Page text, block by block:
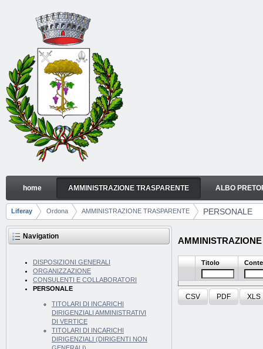
Skip to Content
PERSONALE
Navigation
home AMMINISTRAZIONE TRASPARENTE ALBO
Breadcrumbs
Liferay Ordona AMMINISTRAZIONE TRASPARENTE PERSONALE
Navigation
DISPOSIZIONI GENERALI
ORGANIZZAZIONE
CONSULENTI E COLLABORATORI
PERSONALE
TITOLARI DI INCARICHI
DIRIGENZIALI AMMINISTRATIVI
DI VERTICE
TITOLARI DI INCARICHI
DIRIGENZIALI (DIRIGENTI NON
Titolo
CSV PDF XLS